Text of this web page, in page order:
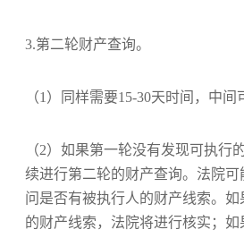
3.第二轮财产查询。
（1）同样需要15-30天时间，中间
（2）如果第一轮没有发现可执行
续进行第二轮的财产查询。法院
问是否有被执行人的财产线索。
的财产线索，法院将进行核实；